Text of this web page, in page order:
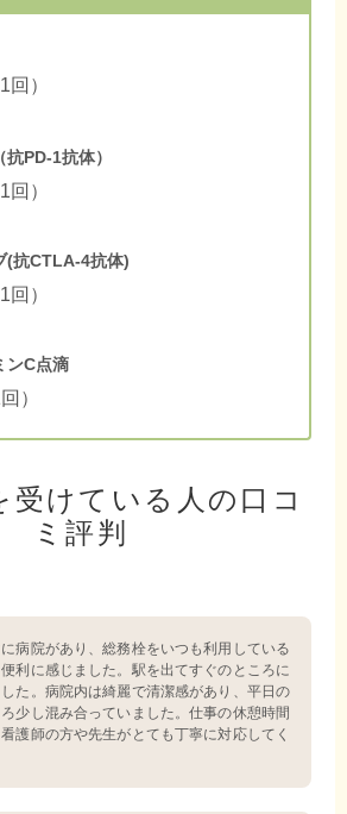
1回）
PD-1抗体）
1回）
(抗CTLA-4抗体)
1回）
ンC点滴
）
受けている人の口コ
ミ評判
病院があり、総務栓をいつも利用している
利に感じました。駅を出てすぐのところに
た。病院内は綺麗で清潔感があり、平日の
少し混み合っていました。仕事の休憩時間
護師の方や先生がとても丁寧に対応してく